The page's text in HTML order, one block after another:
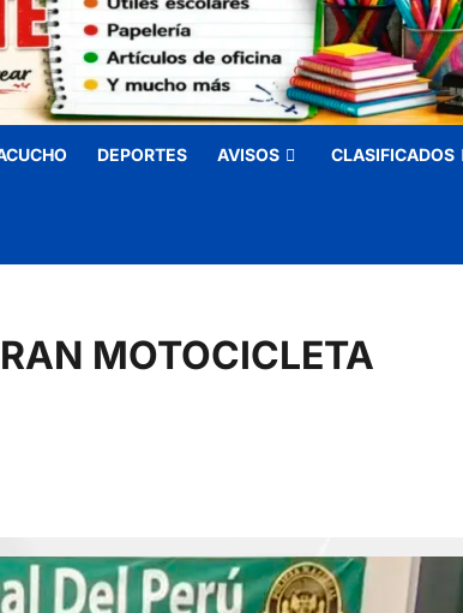
DEPORTES AVISOS CLASIFICADOS
MOTOCICLETA